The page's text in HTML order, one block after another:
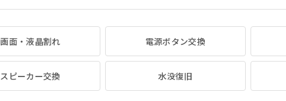
画面・液晶割れ 電源ボタン交換
スピーカー交換 水没復旧